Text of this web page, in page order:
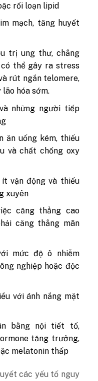
rối loạn lipid
mạch, tăng huyết
trị ung thư, chẳng
thể gây ra stress
rút ngắn telomere,
hóa sớm.
những người tiếp
ăn uống kém, thiếu
và chất chống oxy
vận động và thiếu
xuyên
căng thẳng cao
căng thẳng mãn
mức độ ô nhiễm
nghiệp hoặc độc
với ánh nắng mặt
bằng nội tiết tố,
tăng trưởng,
melatonin thấp
các yếu tố nguy